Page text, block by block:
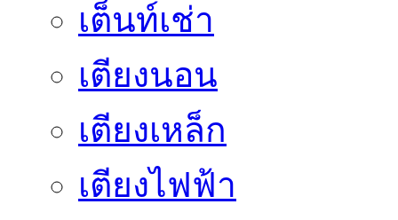
เต็นท์เช่า
เตียงนอน
เตียงเหล็ก
เตียงไฟฟ้า